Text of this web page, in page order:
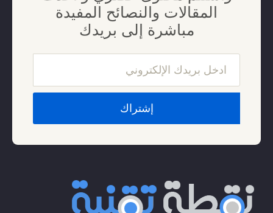
المقالات والنصائح المفيدة
مباشرة إلى بريدك